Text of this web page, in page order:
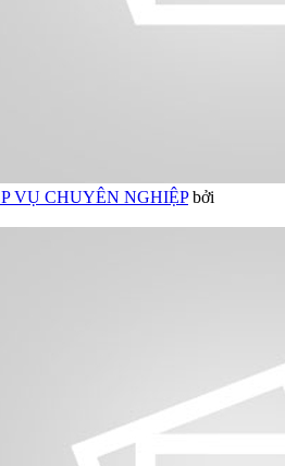
VỤ CHUYÊN NGHIỆP bởi